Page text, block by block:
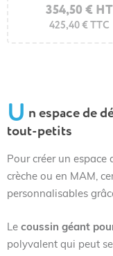
354,50 € HT
425,40 € TTC
U n espace de
tout-petits
Pour créer un
crèche ou en MAM,
personnalisables
Le coussin géant
polyvalent qui peut